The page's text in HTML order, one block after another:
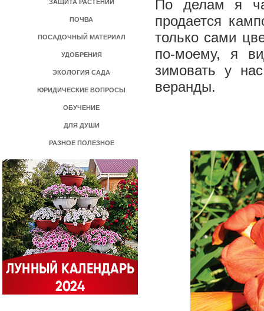
ЗАЩИТА РАСТЕНИЙ
ПОЧВА
ПОСАДОЧНЫЙ МАТЕРИАЛ
УДОБРЕНИЯ
ЭКОЛОГИЯ САДА
ЮРИДИЧЕСКИЕ ВОПРОСЫ
ОБУЧЕНИЕ
ДЛЯ ДУШИ
РАЗНОЕ ПОЛЕЗНОЕ
По делам я
продается
только сами
по-моему, я
зимовать у
веранды.